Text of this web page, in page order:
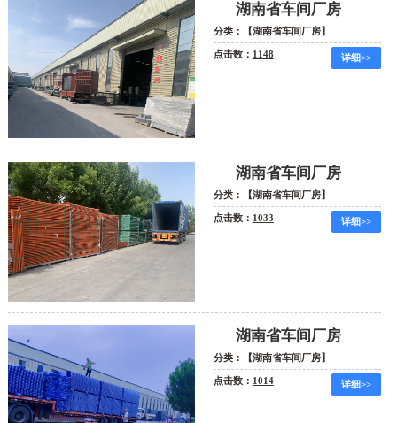
湖南省车间厂房
分类：【湖南省车间厂房】
点击数： 1148 详细>>
湖南省车间厂房
分类：【湖南省车间厂房】
点击数： 1033 详细>>
湖南省车间厂房
分类：【湖南省车间厂房】
点击数： 1014 详细>>